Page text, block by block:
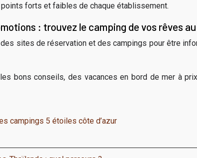
forts et faibles de chaque établissement.
: trouvez le camping de vos rêves
sites de réservation et des campings pour être
bons conseils, des vacances en bord de mer à
campings 5 étoiles côte d’azur